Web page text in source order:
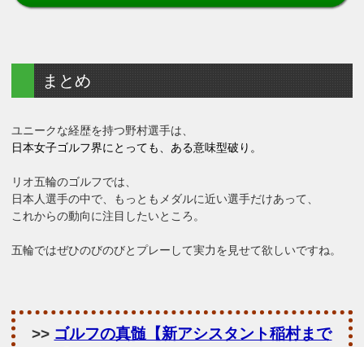
まとめ
ユニークな経歴を持つ野村選手は、
日本女子ゴルフ界にとっても、ある意味型破り。
リオ五輪のゴルフでは、
日本人選手の中で、もっともメダルに近い選手だけあって、
これからの動向に注目したいところ。
五輪ではぜひのびのびとプレーして実力を見せて欲しいですね。
>> ゴルフの真髄【新アシスタント稲村まで